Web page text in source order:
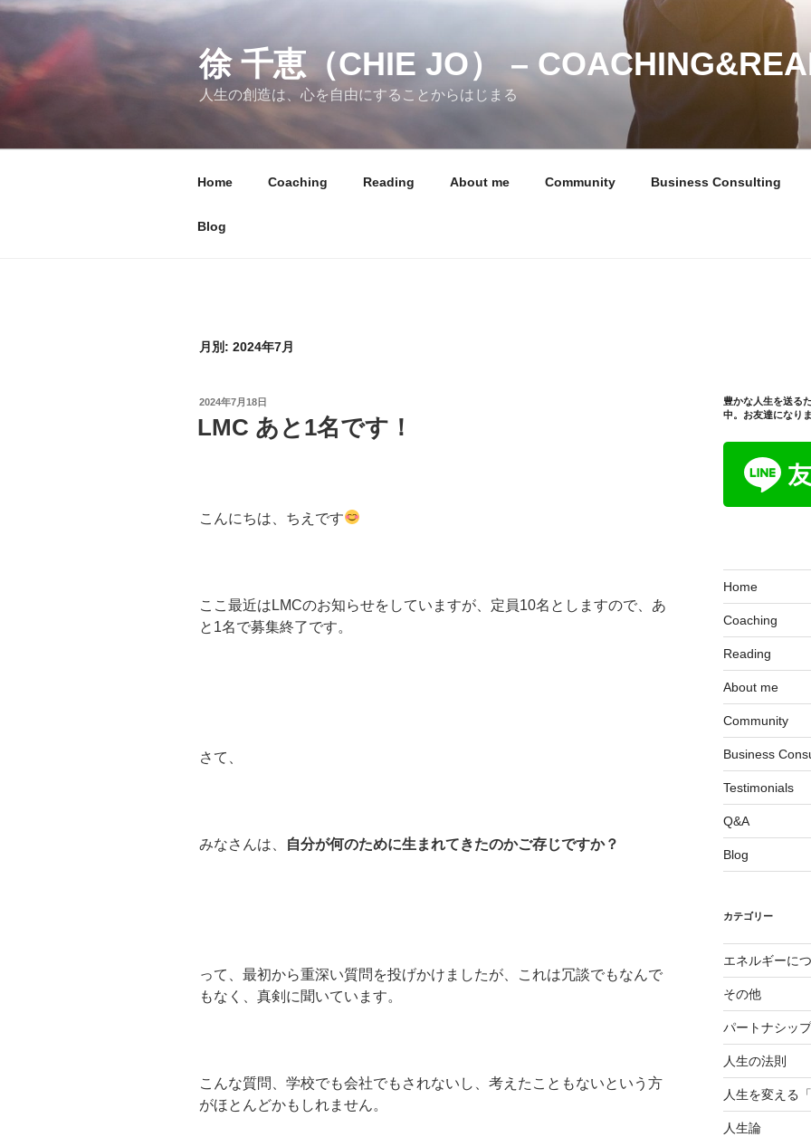
コ
ン
へ
徐 千恵（CHIE JO） –
人生の創造は、心を自由にすることからはじまる
Home Coaching Reading About me Community Business Consulting
Blog
月別: 2024年7月
投
日:
2024年7月18日
LMC あと1名です！
こんにちは、ちえです
ここ最近はLMCのお知らせをしていますが、定員10名としますので、あ
と1名で募集終了です。
さて、
みなさんは、 自分が何のために生まれてきたのかご存じですか？
って、最初から重深い質問を投げかけましたが、これは冗談でもなんで
もなく、真剣に聞いています。
こんな質問、学校でも会社でもされないし、考えたこともないという方
がほとんどかもしれません。
豊かな人生を送る
中。お友達になり
Home
Coaching
Reading
About me
Community
Business
Testimonials
Q&A
Blog
カテゴリー
エネルギーに
その他
パートナシッ
人生の法則
人生を変える
人生論